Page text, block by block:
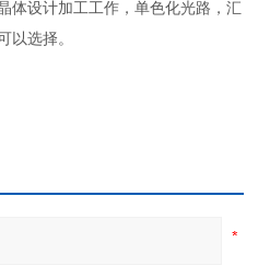
体设计加工工作，单色化光路，汇
以选择。